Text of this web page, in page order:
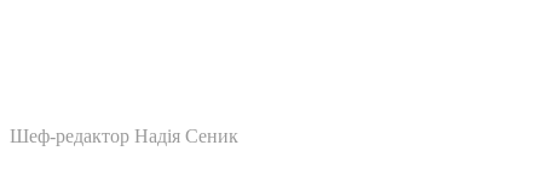
Шеф-редактор Надія Сеник